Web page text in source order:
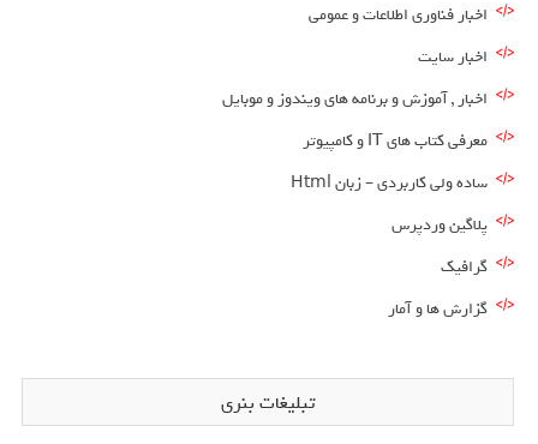
اخبار فناوری اطلاعات و عمومی
اخبار سایت
اخبار , آموزش و برنامه های ویندوز و موبایل
معرفی کتاب های IT و کامپیوتر
ساده ولی کاربردی – زبان Html
پلاگین وردپرس
گرافیک
گزارش ها و آمار
تبلیغات بنری